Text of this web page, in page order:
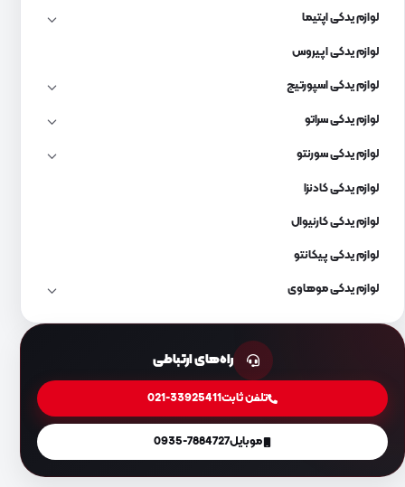
لوازم یدکی اپتیما
لوازم یدکی اپیروس
لوازم یدکی اسپورتیج
لوازم یدکی سراتو
لوازم یدکی سورنتو
لوازم یدکی کادنزا
لوازم یدکی کارنیوال
لوازم یدکی پیکانتو
لوازم یدکی موهاوی
راه‌های ارتباطی
تلفن ثابت021-33925411
موبایل0935-7884727